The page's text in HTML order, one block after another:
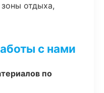
отдыха,
с нами
по